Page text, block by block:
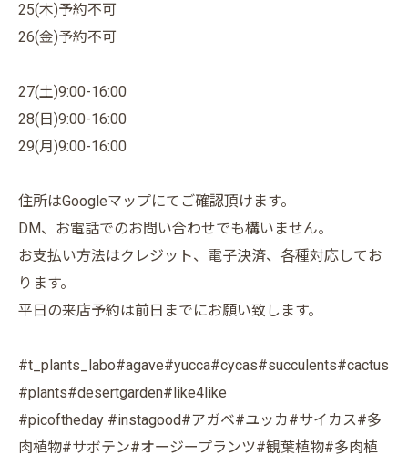
25(木)予約不可
26(金)予約不可
27(土)9:00-16:00
28(日)9:00-16:00
29(月)9:00-16:00
住所はGoogleマップにてご確認頂けます。
DM、お電話でのお問い合わせでも構いません。
お支払い方法はクレジット、電子決済、各種対応してお
ります。
平日の来店予約は前日までにお願い致します。
#t_plants_labo#agave#yucca#cycas#succulents#cactus
#plants#desertgarden#like4like
#picoftheday #instagood#アガベ#ユッカ#サイカス#多
肉植物#サボテン#オージープランツ#観葉植物#多肉植